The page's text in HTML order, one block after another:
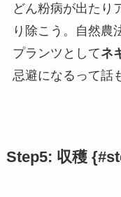
どん粉病が出たり
り除こう。自然農
プランツとしてネ
忌避になるって話
Step5: 収穫